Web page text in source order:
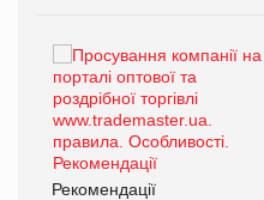
Рекомендації